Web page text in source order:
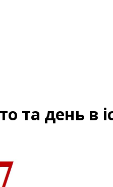
та день в